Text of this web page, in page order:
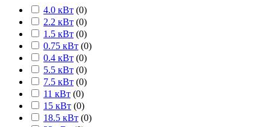
4.0 кВт (0)
2.2 кВт (0)
1.5 кВт (0)
0.75 кВт (0)
0.4 кВт (0)
5.5 кВт (0)
7.5 кВт (0)
11 кВт (0)
15 кВт (0)
18.5 кВт (0)